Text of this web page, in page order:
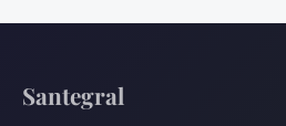
Santegral